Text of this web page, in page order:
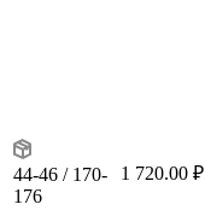
44-46 / 170-
176
1 720.00 ₽